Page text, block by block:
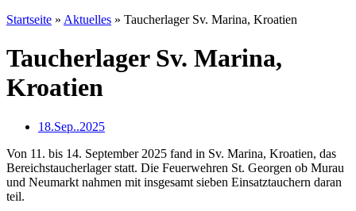
Startseite » Aktuelles » Taucherlager Sv. Marina, Kroatien
Taucherlager Sv. Marina,
Kroatien
18.Sep..2025
Von 11. bis 14. September 2025 fand in Sv. Marina, Kroatien, das
Bereichstaucherlager statt. Die Feuerwehren St. Georgen ob Murau
und Neumarkt nahmen mit insgesamt sieben Einsatztauchern daran
teil.